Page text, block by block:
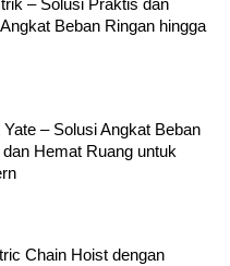
– Solusi Praktis dan
Beban Ringan hingga
– Solusi Angkat Beban
Hemat Ruang untuk
Chain Hoist dengan